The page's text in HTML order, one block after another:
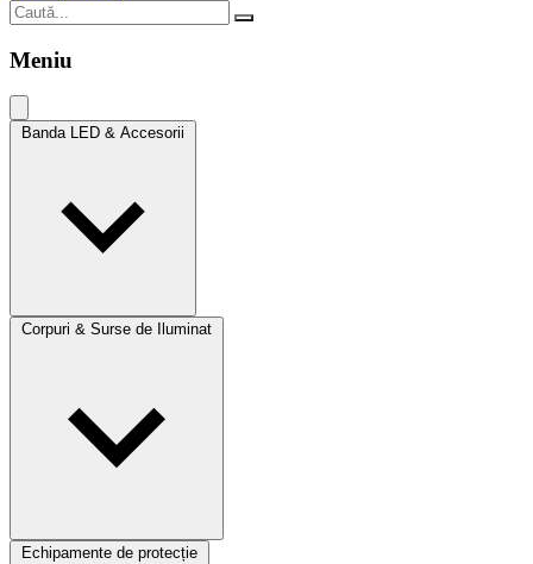
Meniu
Banda LED & Accesorii
Corpuri & Surse de Iluminat
Echipamente de protecție